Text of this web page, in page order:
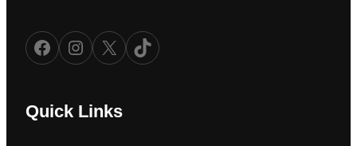
Facebook Instagram X TikTok
Quick Links